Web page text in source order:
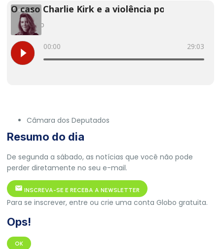
Câmara dos Deputados
Resumo do dia
De segunda a sábado, as notícias que você não pode
perder diretamente no seu e-mail.
INSCREVA-SE E RECEBA A NEWSLETTER
Para se inscrever, entre ou crie uma conta Globo gratuita.
Ops!
OK